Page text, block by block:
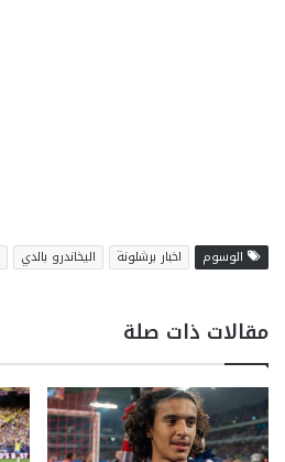
الوسوم اخبار برشلونة اليخاندرو بالدي
مقالات ذات صلة